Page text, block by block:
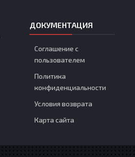
ДОКУМЕНТАЦИЯ
Соглашение с
пользователем
Политика
конфиденциальности
Условия возврата
Карта сайта